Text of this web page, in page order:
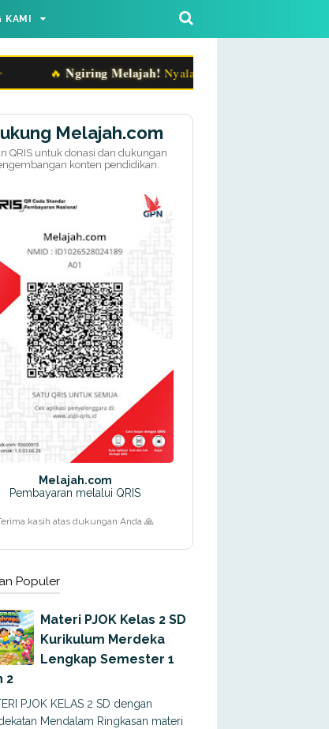
Ngiring Melajah!Nyalakan Rasa Ingin Tahu, Taklukkan
Melajah.com
QRIS untuk donasi dan dukungan
konten pendidikan.
Melajah.com
Pembayaran melalui QRIS
kasih atas dukungan Anda 🙏
Populer
Materi PJOK Kelas 2 SD
Kurikulum Merdeka
Lengkap Semester 1
2
PJOK KELAS 2 SD dengan
Mendalam Ringkasan materi